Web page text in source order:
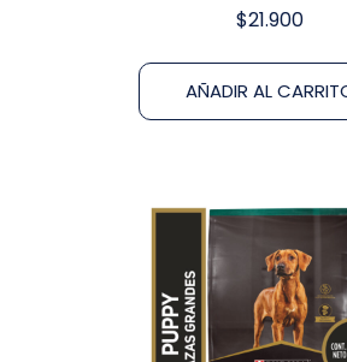
$21.900
AÑADIR AL